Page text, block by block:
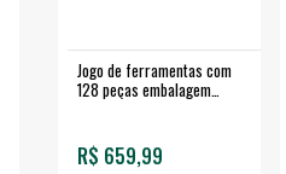
Jogo de ferramentas com
128 peças embalagem
R$ 659,99